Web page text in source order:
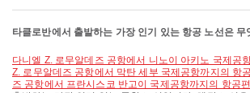
타클로반에서 출발하는 가장 인기 있는 항공 노선은 무
다니엘 Z. 로무알데즈 공항에서 니노이 아키노 국제공
Z. 로무알데즈 공항에서 막탄 세부 국제공항까지의 항
즈 공항에서 프란시스코 반고이 국제공항까지의 항공편